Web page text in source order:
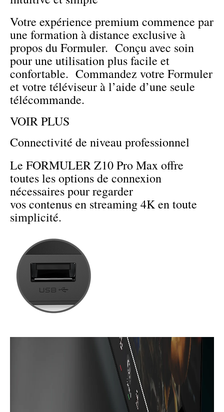
Votre expérience premium commence par
une formation à distance exclusive à
propos du Formuler. Conçu avec soin
pour une utilisation plus facile et
confortable. Commandez votre Formuler
et votre téléviseur à l’aide d’une seule
télécommande.
VOIR PLUS
Connectivité de niveau professionnel
Le FORMULER Z10 Pro Max offre
toutes les options de connexion
nécessaires pour regarder
vos contenus en streaming 4K en toute
simplicité.